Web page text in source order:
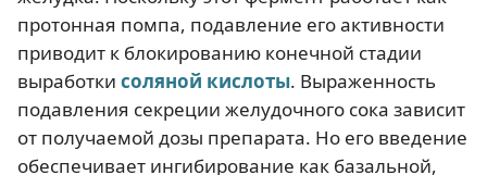
протонная помпа, подавление его активности
приводит к блокированию конечной стадии
выработки соляной кислоты. Выраженность
подавления секреции желудочного сока зависит
от получаемой дозы препарата. Но его введение
обеспечивает ингибирование как базальной,